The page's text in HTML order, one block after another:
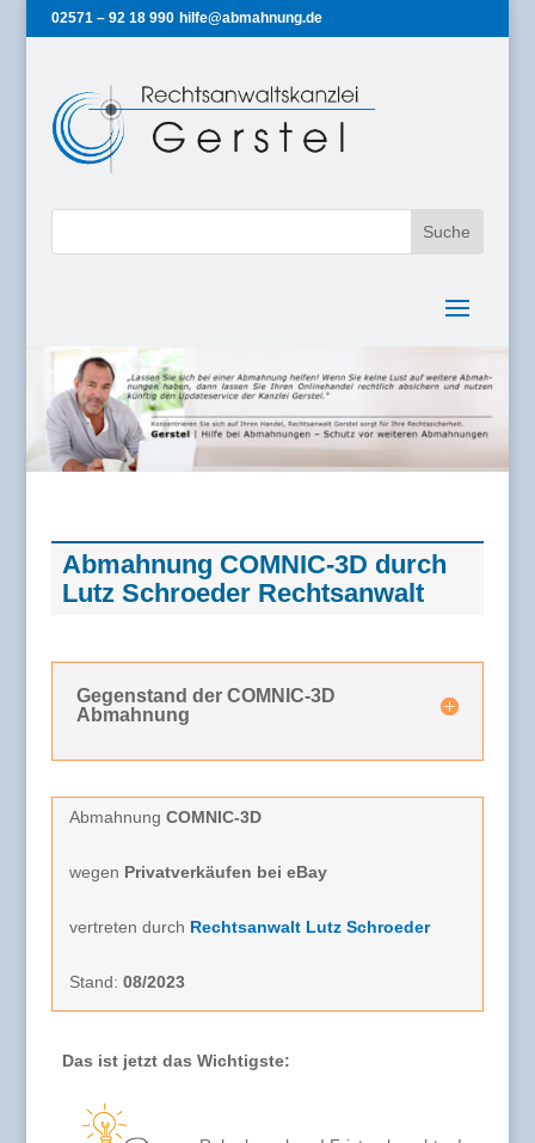
02571 – 92 18 990 hilfe@abmahnung.de
Abmahnung COMNIC-3D durch
Lutz Schroeder Rechtsanwalt
Gegenstand der COMNIC-3D
Abmahnung
Abmahnung COMNIC-3D
wegen Privatverkäufen bei eBay
vertreten durch Rechtsanwalt Lutz Schroeder
Stand: 08/2023
Das ist jetzt das Wichtigste: